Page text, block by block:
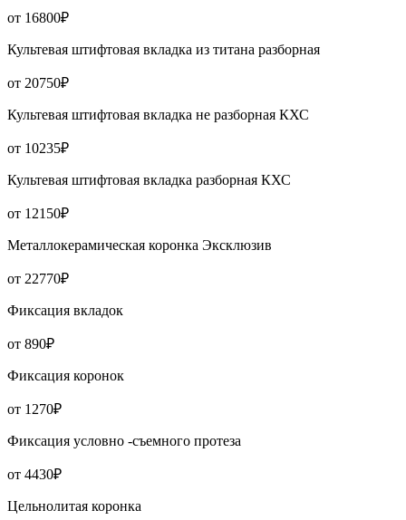
от 16800₽
Культевая штифтовая вкладка из титана разборная
от 20750₽
Культевая штифтовая вкладка не разборная КХС
от 10235₽
Культевая штифтовая вкладка разборная КХС
от 12150₽
Металлокерамическая коронка Эксклюзив
от 22770₽
Фиксация вкладок
от 890₽
Фиксация коронок
от 1270₽
Фиксация условно -съемного протеза
от 4430₽
Цельнолитая коронка